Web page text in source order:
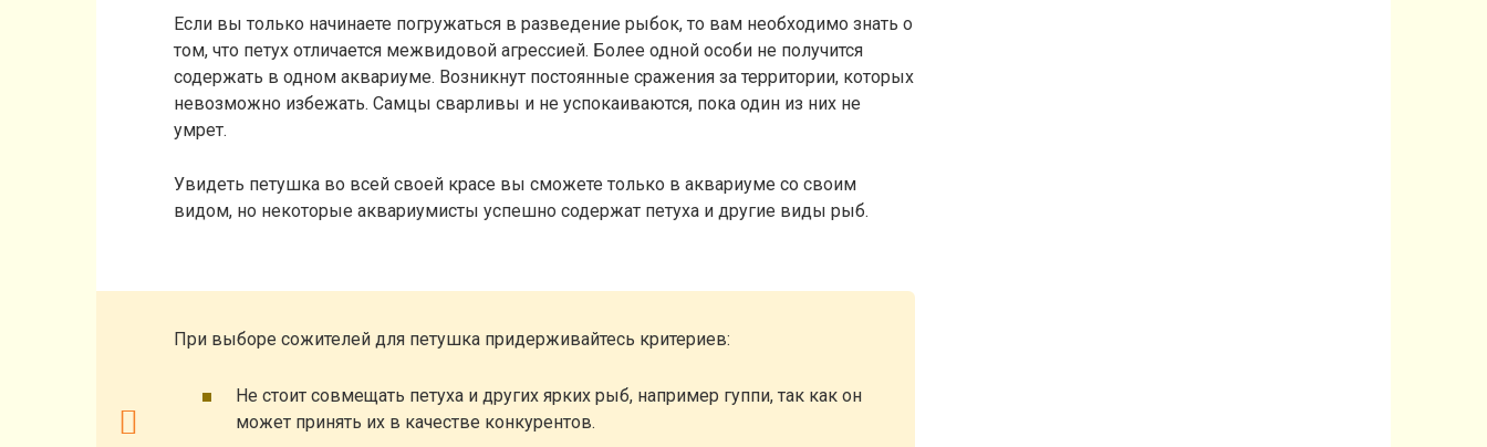
Если вы только начинаете погружаться в разведение рыбок, то вам необходимо знать о
том, что петух отличается межвидовой агрессией. Более одной особи не получится
содержать в одном аквариуме. Возникнут постоянные сражения за территории, которых
невозможно избежать. Самцы сварливы и не успокаиваются, пока один из них не
умрет.
Увидеть петушка во всей своей красе вы сможете только в аквариуме со своим
видом, но некоторые аквариумисты успешно содержат петуха и другие виды рыб.
При выборе сожителей для петушка придерживайтесь критериев:
Не стоит совмещать петуха и других ярких рыб, например гуппи, так как он
может принять их в качестве конкурентов.